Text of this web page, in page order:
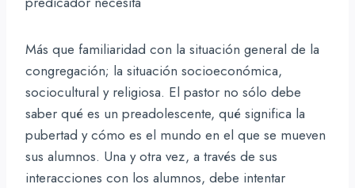
Más que familiaridad con la situación general de la
congregación; la situación socioeconómica,
sociocultural y religiosa. El pastor no sólo debe
saber qué es un preadolescente, qué significa la
pubertad y cómo es el mundo en el que se mueven
sus alumnos. Una y otra vez, a través de sus
interacciones con los alumnos, debe intentar